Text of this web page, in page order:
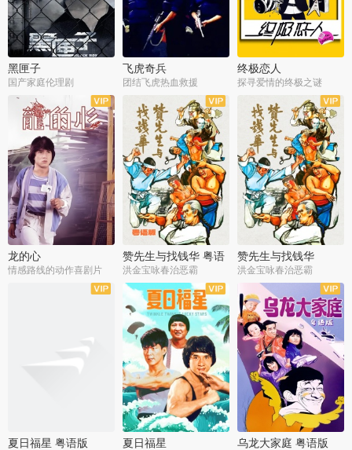
黑匣子
国产家庭伦理剧
飞虎奇兵
团结飞虎热血救援
终极恋人
探寻爱情的终极之谜
龙的心
情感路线的动作喜剧片
赞先生与找钱华 粤语
版
洪金宝咏春治恶霸
赞先生与找钱华
洪金宝咏春治恶霸
夏日福星 粤语版 夏日福星 乌龙大家庭 粤语版